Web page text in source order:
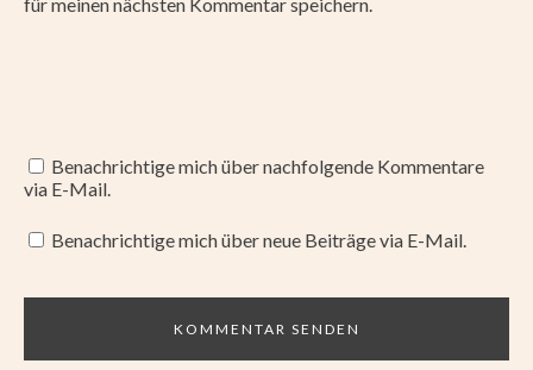
Benachrichtige mich über nachfolgende Kommentare
via E-Mail.
Benachrichtige mich über neue Beiträge via E-Mail.